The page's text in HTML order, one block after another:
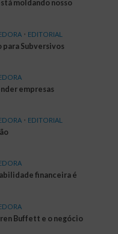
moldando nosso
• EDITORIAL
Subversivos
empresas
• EDITORIAL
financeira é
Buffett e o negócio